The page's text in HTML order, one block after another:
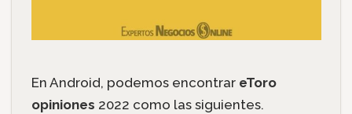
En Android, podemos encontrar eToro
opiniones 2022 como las siguientes.